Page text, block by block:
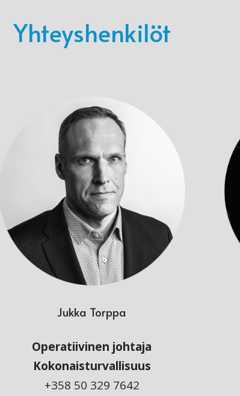
Yhteyshenkilöt
Jukka Torppa
Operatiivinen johtaja
Kokonaisturvallisuus
+358 50 329 7642